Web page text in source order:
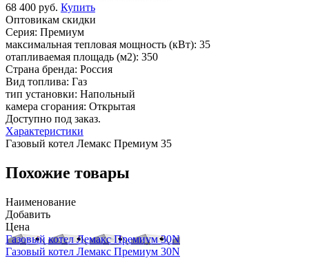
68 400 руб. Купить
Оптовикам скидки
Серия: Премиум
максимальная тепловая мощность (кВт): 35
отапливаемая площадь (м2): 350
Страна бренда: Россия
Вид топлива: Газ
тип установки: Напольный
камера сгорания: Открытая
Доступно под заказ.
Характеристики
Газовый котел Лемакс Премиум 35
Похожие товары
Наименование
Добавить
Цена
Газовый котел Лемакс Премиум 30N
Газовый котел Лемакс Премиум 30N